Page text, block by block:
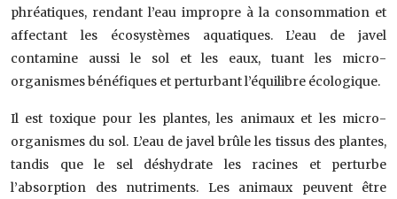
phréatiques, rendant l’eau impropre à la consommation et
affectant les écosystèmes aquatiques. L’eau de javel
contamine aussi le sol et les eaux, tuant les micro-
organismes bénéfiques et perturbant l’équilibre écologique.
Il est toxique pour les plantes, les animaux et les micro-
organismes du sol. L’eau de javel brûle les tissus des plantes,
tandis que le sel déshydrate les racines et perturbe
l’absorption des nutriments. Les animaux peuvent être